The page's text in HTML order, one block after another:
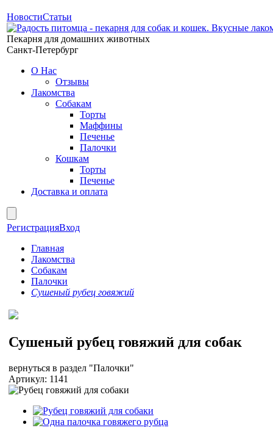
НовостиСтатьи
Пекарня для домашних животных
Санкт-Петербург
О Нас
Отзывы
Лакомства
Собакам
Торты
Маффины
Печенье
Палочки
Кошкам
Торты
Печенье
Доставка и оплата
РегистрацияВход
Главная
Лакомства
Собакам
Палочки
Сушеный рубец говяжий
Сушеный рубец говяжий для собак
вернуться в раздел "Палочки"
Артикул: 1141